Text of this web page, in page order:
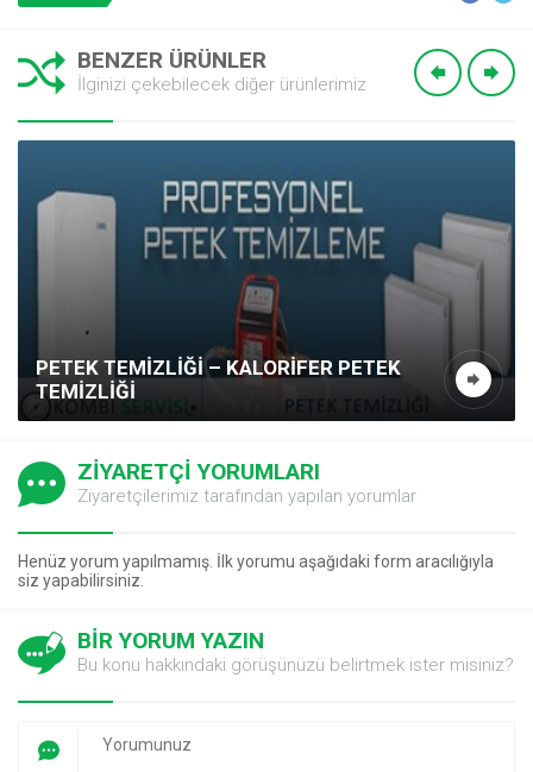
BENZER ÜRÜNLER
İlginizi çekebilecek diğer ürünlerimiz
PETEK TEMIZLIĞI – KALORIFER PETEK
TEMIZLIĞI
ZİYARETÇİ YORUMLARI
Ziyaretçilerimiz tarafından yapılan yorumlar
Henüz yorum yapılmamış. İlk yorumu aşağıdaki form aracılığıyla
siz yapabilirsiniz.
BİR YORUM YAZIN
Bu konu hakkındaki görüşünüzü belirtmek ister misiniz?